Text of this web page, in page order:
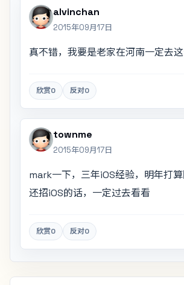
alvinchan
2015年09月17日
真不错，我要是老家在河南一定去
欣赏0 反对0
townme
2015年09月17日
mark一下，三年iOS经验，明年打
还招iOS的话，一定过去看看
欣赏0 反对0